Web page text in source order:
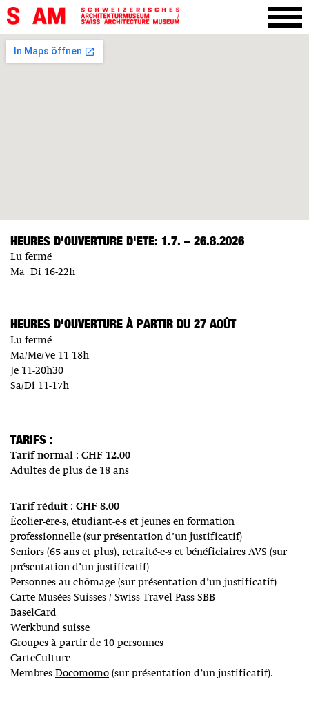
HEURES D'OUVERTURE D'ETE: 1.7. – 26.8.2026
Lu fermé
Ma–Di 16-22h
HEURES D'OUVERTURE À PARTIR DU 27 AOÛT
Lu fermé
Ma/Me/Ve 11-18h
Je 11-20h30
Sa/Di 11-17h
TARIFS :
Tarif normal : CHF 12.00
Adultes de plus de 18 ans
Tarif réduit : CHF 8.00
Écolier-ère-s, étudiant-e-s et jeunes en formation
professionnelle (sur présentation d’un justificatif)
Seniors (65 ans et plus), retraité-e-s et bénéficiaires AVS (sur
présentation d’un justificatif)
Personnes au chômage (sur présentation d’un justificatif)
Carte Musées Suisses / Swiss Travel Pass SBB
BaselCard
Werkbund suisse
Groupes à partir de 10 personnes
CarteCulture
Membres Docomomo (sur présentation d’un justificatif).